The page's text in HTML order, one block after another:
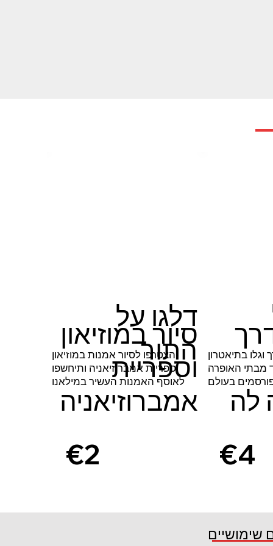
€2
דלגו על
התור
סיור במוזיאון
וספריית
אמברוזיאניה
הצטרפו לסיור אמנות במוזיאון
וספריית אמברוזיאניה ותיחשפו
לאוסף האמנות העשיר במילאנו
€4
לה
וגלו בתיאטרון
מבתי האופרה
בעולם
שימושיים